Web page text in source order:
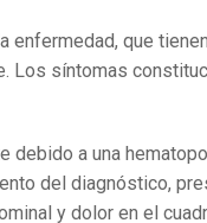
enfermedad, que
Los síntomas
debido a una
del diagnóstico,
y dolor en el